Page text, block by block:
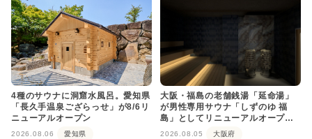
4種のサウナに洞窟水風呂。愛知県
「長久手温泉ござらっせ」が8/6リ
ニューアルオープン
2026.08.06 愛知県
大阪・福島の老舗銭湯「延命湯」
が男性専用サウナ「しずのゆ 福
島」としてリニューアルオープ
ン！
2026.08.05 大阪府